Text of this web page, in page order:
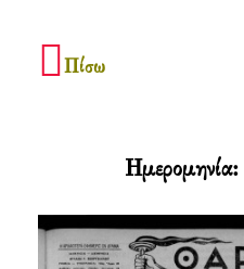
Πίσω
Ημερομηνία: